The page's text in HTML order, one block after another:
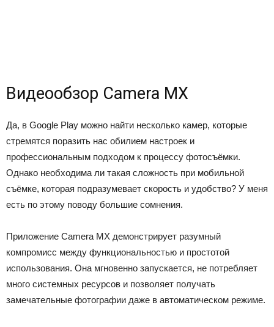
Видеообзор Camera MX
Да, в Google Play можно найти несколько камер, которые
стремятся поразить нас обилием настроек и
профессиональным подходом к процессу фотосъёмки.
Однако необходима ли такая сложность при мобильной
съёмке, которая подразумевает скорость и удобство? У меня
есть по этому поводу большие сомнения.
Приложение Camera MX демонстрирует разумный
компромисс между функциональностью и простотой
использования. Она мгновенно запускается, не потребляет
много системных ресурсов и позволяет получать
замечательные фотографии даже в автоматическом режиме.